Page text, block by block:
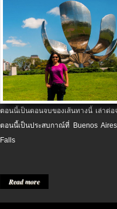
ตอนนี้เป็นตอนจบของเส้นทางนี้ เล่าต่
ตอนนี้เป็นประสบกาณ์ที่ Buenos
Falls
Read more